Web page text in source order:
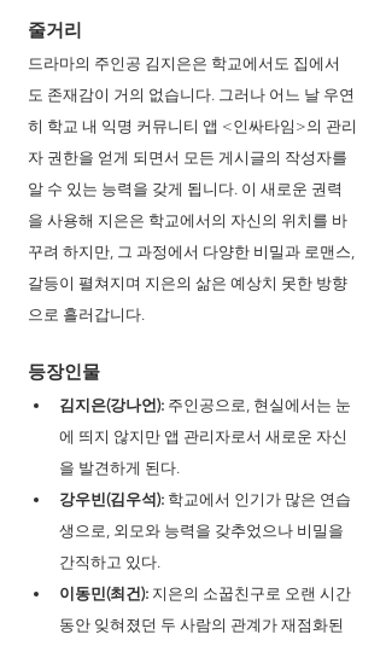
줄거리
드라마의 주인공 김지은은 학교에서도 집에서
도 존재감이 거의 없습니다. 그러나 어느 날 우연
히 학교 내 익명 커뮤니티 앱 <인싸타임>의 관리
자 권한을 얻게 되면서 모든 게시글의 작성자를
알 수 있는 능력을 갖게 됩니다. 이 새로운 권력
을 사용해 지은은 학교에서의 자신의 위치를 바
꾸려 하지만, 그 과정에서 다양한 비밀과 로맨스,
갈등이 펼쳐지며 지은의 삶은 예상치 못한 방향
으로 흘러갑니다.
등장인물
김지은(강나언): 주인공으로, 현실에서는 눈
에 띄지 않지만 앱 관리자로서 새로운 자신
을 발견하게 된다.
강우빈(김우석): 학교에서 인기가 많은 연습
생으로, 외모와 능력을 갖추었으나 비밀을
간직하고 있다.
이동민(최건): 지은의 소꿉친구로 오랜 시간
동안 잊혀졌던 두 사람의 관계가 재점화된